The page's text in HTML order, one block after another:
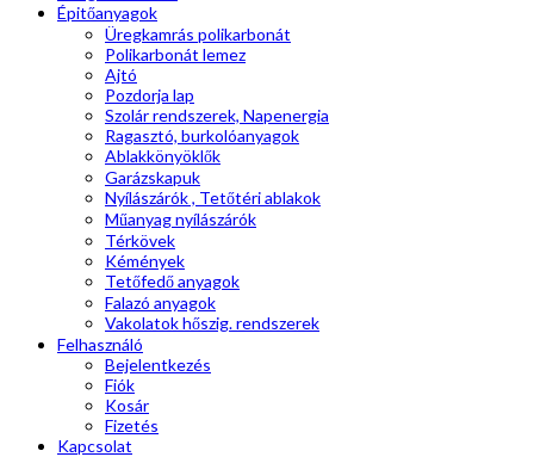
Épitőanyagok
Üregkamrás polikarbonát
Polikarbonát lemez
Ajtó
Pozdorja lap
Szolár rendszerek, Napenergia
Ragasztó, burkolóanyagok
Ablakkönyöklők
Garázskapuk
Nyílászárók , Tetőtéri ablakok
Műanyag nyílászárók
Térkövek
Kémények
Tetőfedő anyagok
Falazó anyagok
Vakolatok hőszig. rendszerek
Felhasználó
Bejelentkezés
Fiók
Kosár
Fizetés
Kapcsolat